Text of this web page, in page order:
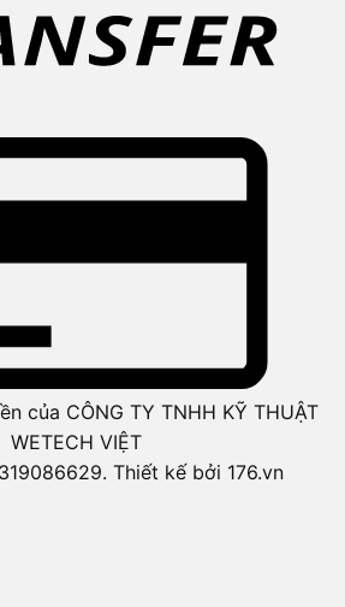
của CÔNG TY TNHH KỸ THUẬT
WETECH VIỆT
Thiết kế bởi 176.vn